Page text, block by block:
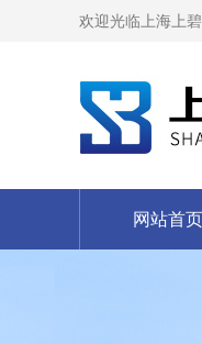
欢迎光临上海上
网站首页